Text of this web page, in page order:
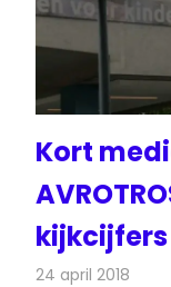
Kort
24 april 2018